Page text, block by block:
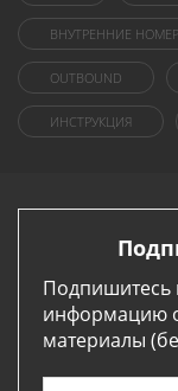
ВНУТРЕННИЕ
OUTBOUND
ИНСТРУКЦИЯ
Подпишитесь
информацию
материалы